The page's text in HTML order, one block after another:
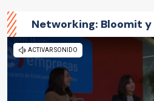
Networking: Bloomit y